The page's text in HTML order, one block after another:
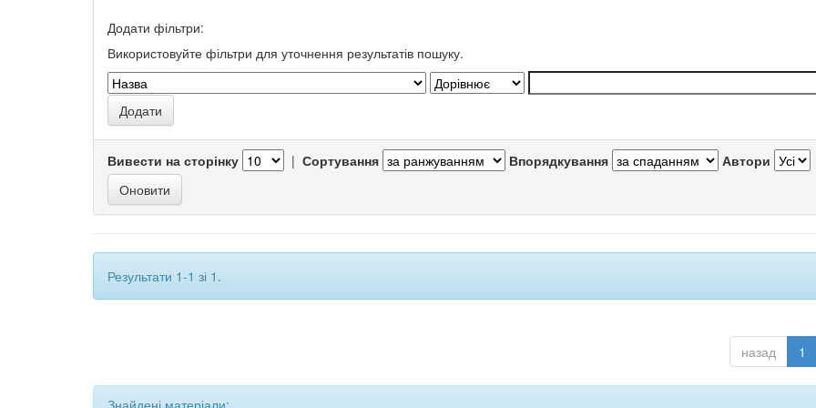
Додати фільтри:
Використовуйте фільтри для уточнення результатів пошуку.
Вивести на сторінку | Сортування Впорядкування Автори
Результати 1-1 зі 1.
назад 1
Знайдені матеріали: